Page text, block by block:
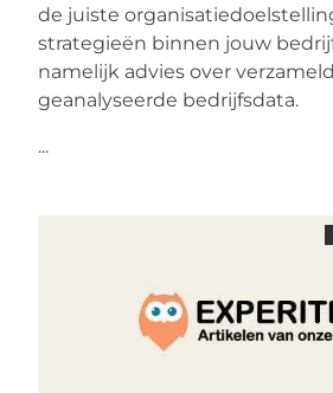
de juiste
strategieën binnen jouw
namelijk advies over
geanalyseerde bedrijfsdata.
...